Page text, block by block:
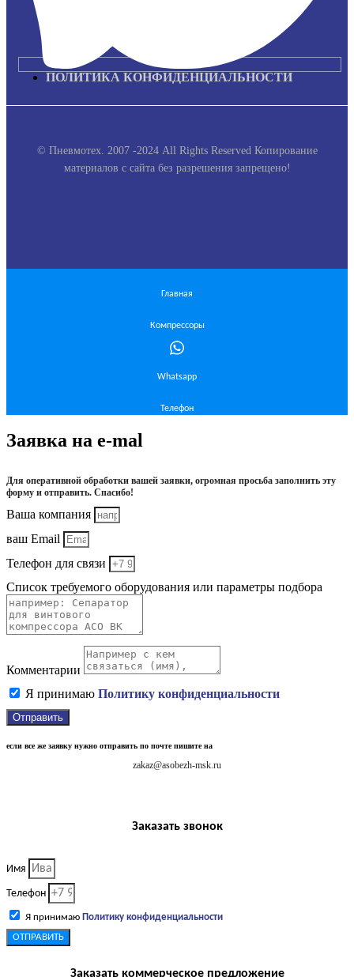
ПОЛИТИКА КОНФИДЕНЦИАЛЬНОСТИ
© Пневмотех. 2007 -2024 All Rights Reserved Копирование
материалов с сайта без разрешения запрещено!
Главная
Компрессоры
Whatsapp
Телефон
Заявка на e-mal
Для оперативной обработки вашей заявки, огромная просьба заполнить эту
форму и отправить. Спасибо!
Ваша компания
ваш Email
Телефон для связи
Список требуемого оборудования или параметры подбора
Комментарии
Я принимаю Политику конфиденциальности
Отправить
если все же заявку нужно отправить по почте пишите на
zakaz@asobezh-msk.ru
Заказать звонок
Имя
Телефон
Я принимаю Политику конфиденциальности
ОТПРАВИТЬ
Заказать коммерческое предложение